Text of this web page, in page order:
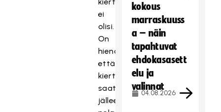
ei
olisi.
On
hienoa,
että
kiertue
saatiin
jälleen
kokous
marraskuuss
a – näin
tapahtuvat
ehdokasasett
elu ja
valinnat
04.08.2026